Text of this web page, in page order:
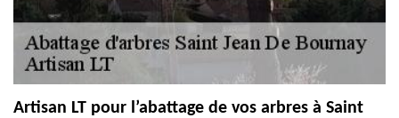
Artisan LT pour l’abattage de vos arbres à Saint